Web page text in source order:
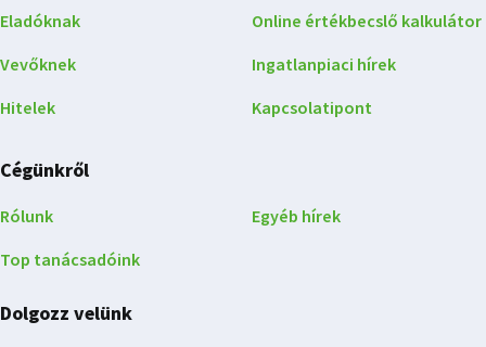
Eladóknak
Vevőknek
Hitelek
Online értékbecslő kalkulátor
Ingatlanpiaci hírek
Kapcsolatipont
Cégünkről
Rólunk
Top tanácsadóink
Egyéb hírek
Dolgozz velünk